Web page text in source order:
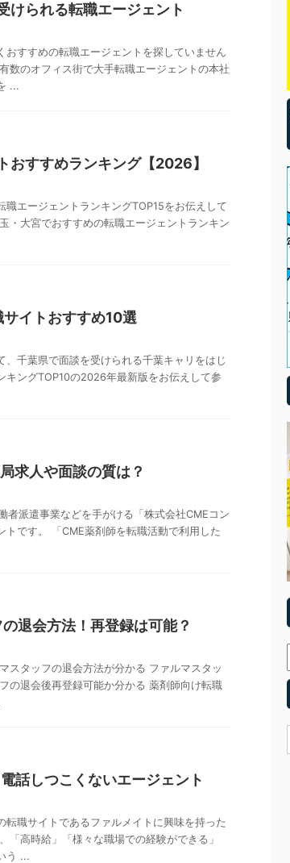
けられる転職エージェント
すすめの転職エージェントを探していません
数のオフィス街で大手転職エージェントの本社
...
おすすめランキング【2026】
エージェントランキングTOP15をお伝えして
・大宮でおすすめの転職エージェントランキン
イトおすすめ10選
千葉県で面談を受けられる千葉キャリをはじ
キングTOP10の2026年最新版をお伝えして参
求人や面談の質は？
者派遣事業などを手がける「株式会社CMEコン
です。 「CME薬剤師を転職活動で利用した
退会方法！再登録は可能？
タッフの退会方法が分かる ファルマスタッ
の退会後再登録可能か分かる 薬剤師向け転職
話しつこくないエージェント
職サイトであるファルメイトに興味を持った
「高時給」「様々な職場での経験ができる」
う ...